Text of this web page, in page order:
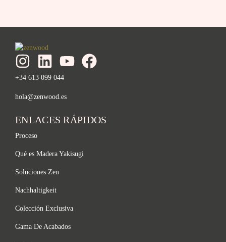
+34 613 099 044
hola@zenwood.es
ENLACES RÁPIDOS
Proceso
Qué es Madera Yakisugi
Soluciones Zen
Nachhaltigkeit
Colección Exclusiva
Gama De Acabados